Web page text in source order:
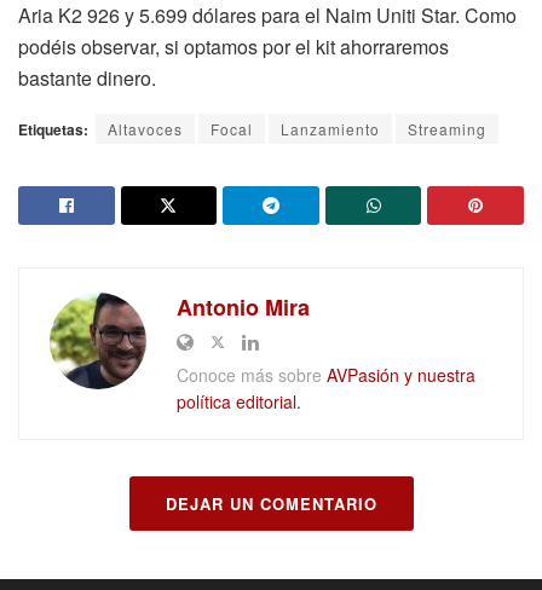
Aria K2 926 y 5.699 dólares para el Naim Uniti Star. Como
podéis observar, si optamos por el kit ahorraremos
bastante dinero.
Etiquetas: Altavoces Focal Lanzamiento Streaming
Antonio Mira
Conoce más sobre AVPasión y nuestra
política editorial.
DEJAR UN COMENTARIO